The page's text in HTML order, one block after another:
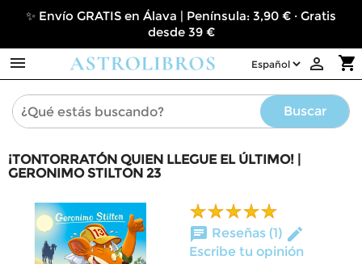
✨ Envío GRATIS en Álava | Península: 3,90 € · Gratis
desde 39 €
 shopping_cart

Buscar
¡TONTORRATÓN QUIEN LLEGUE EL ÚLTIMO! |
GERONIMO STILTON 23
chat Reseñas (1) edit
Escribe tu opinión